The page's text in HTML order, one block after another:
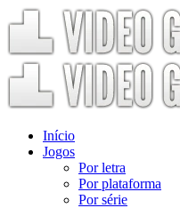
Início
Jogos
Por letra
Por plataforma
Por série